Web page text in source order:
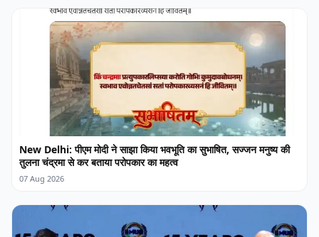
New Delhi: पीएम मोदी ने साझा किया भवभूति का सुभाषित, सज्जन मनुष्य की
तुलना चंद्रमा से कर बताया परोपकार का महत्व
07 Aug 2026